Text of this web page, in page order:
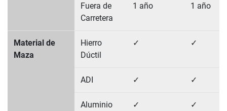
Fuera de
Carretera
1 año 1 año
Material de
Maza
Hierro
Dúctil
✓ ✓
ADI ✓ ✓
Aluminio ✓ ✓